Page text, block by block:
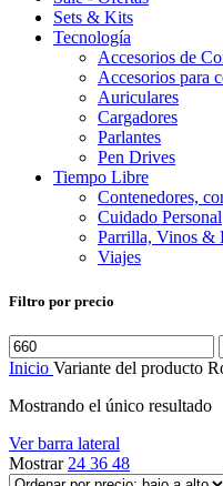
Sets & Kits
Tecnología
Accesorios de
Accesorios para
Auriculares
Cargadores
Parlantes
Pen Drives
Tiempo Libre
Contenedores,
Cuidado Personal
Parrilla, Vinos &
Viajes
Filtro por precio
Precio
mínimo
Inicio Variante del producto
Mostrando el único resultado
Ver barra lateral
Mostrar 24 36 48